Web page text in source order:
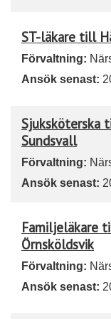
ST-läkare till
Förvaltning:
Ansök senast:
Sjuksköterska
Sundsvall
Förvaltning:
Ansök senast:
Familjeläkare
Örnsköldsvik
Förvaltning:
Ansök senast: